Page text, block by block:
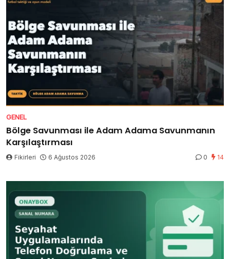
GENEL
Bölge Savunması ile Adam Adama Savunmanın
Karşılaştırması
Fikirleri 6 Ağustos 2026 0 14